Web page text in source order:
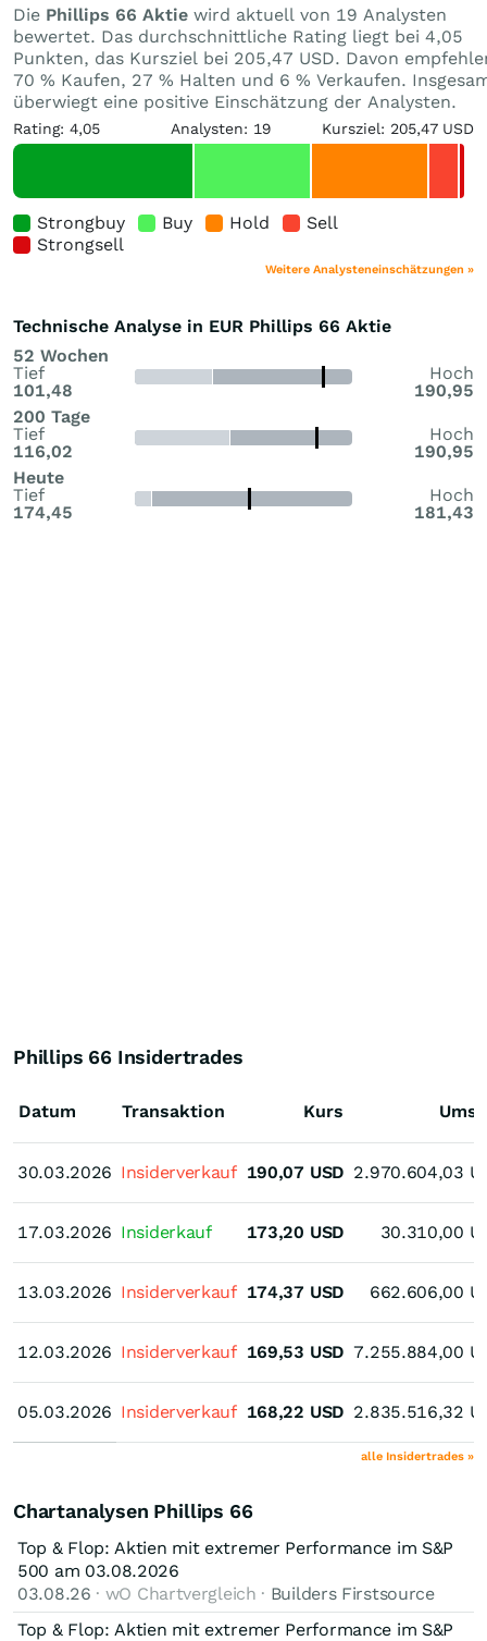
Die Phillips 66 Aktie wird aktuell von 19 Analysten
bewertet. Das durchschnittliche Rating liegt bei 4,05
Punkten, das Kursziel bei 205,47 USD. Davon
70 % Kaufen, 27 % Halten und 6 % Verkaufen.
überwiegt eine positive Einschätzung der Analysten.
Rating: 4,05 Analysten: 19 Kursziel: 205,47 USD
Strongbuy Buy Hold
Sell
Strongsell
Weitere Analysteneinschätzungen »
Technische Analyse in EUR Phillips 66 Aktie
52 Wochen
Tief
101,48
Hoch
190,95
200 Tage
Tief
116,02
Hoch
190,95
Heute
Tief
174,45
Hoch
181,43
Phillips 66 Insidertrades
Datum
30.03.2026
17.03.2026
13.03.2026
12.03.2026
05.03.2026
Transaktion Kurs
30.03.2026 Insiderverkauf 190,07 USD 2.970.604,03
17.03.2026 Insiderkauf 173,20 USD 30.310,00
13.03.2026 Insiderverkauf 174,37 USD 662.606,00
12.03.2026 Insiderverkauf 169,53 USD 7.255.884,00
05.03.2026 Insiderverkauf 168,22 USD 2.835.516,32
alle Insidertrades »
Chartanalysen Phillips 66
Top & Flop: Aktien mit extremer Performance im S&P
500 am 03.08.2026
03.08.26 · wO Chartvergleich · Builders Firstsource
Top & Flop: Aktien mit extremer Performance im S&P